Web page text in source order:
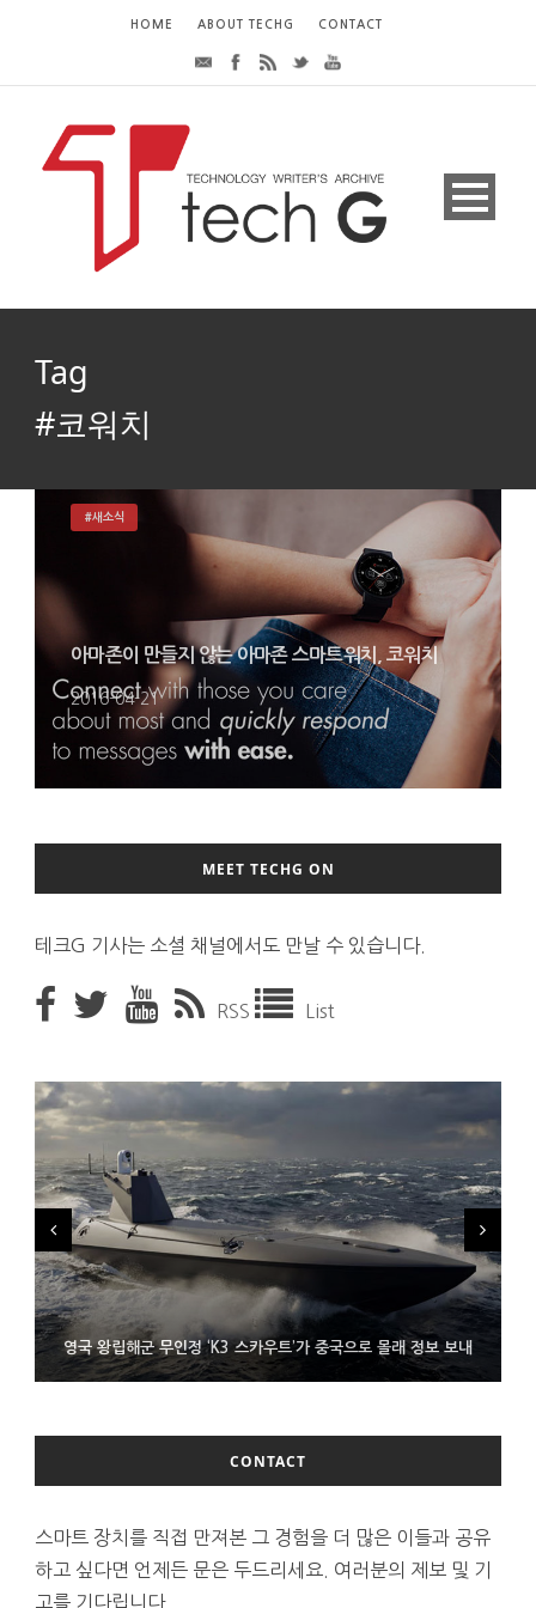
HOME ABOUT TECHG CONTACT
Tag
#코워치
아마존이 만들지 않는 아마존 스마트워치, 코워치
2016-04-21
#새소식
MEET TECHG ON
테크G 기사는 소셜 채널에서도 만날 수 있습니다.
RSS List
영국 왕립해군 무인정 ‘K3 스카우트’가 중국으로 몰래 정보 보내
코레일 ‘종이 없는 승차권’ 서비스 담은 삼성 월렛
시력 조정 기능 얹고 가격 낮춘 공간 디스플레이 안경 ‘비추어 프로
2’ 공개
CONTACT
스마트 장치를 직접 만져본 그 경험을 더 많은 이들과 공유
하고 싶다면 언제든 문은 두드리세요. 여러분의 제보 및 기
고를 기다립니다.